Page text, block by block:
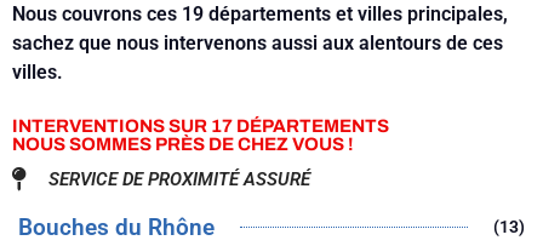
Nous couvrons ces 19 départements et villes principales,
sachez que nous intervenons aussi aux alentours de ces
villes.
INTERVENTIONS SUR 17 DÉPARTEMENTS
NOUS SOMMES PRÈS DE CHEZ VOUS !
SERVICE DE PROXIMITÉ ASSURÉ
Bouches du Rhône (13)